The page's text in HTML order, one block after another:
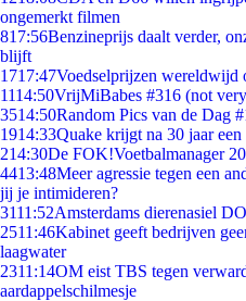
ongemerkt filmen
817:56Benzineprijs daalt verder,
blijft
1717:47Voedselprijzen wereldwijd
1114:50VrijMiBabes #316 (not
3514:50Random Pics van de Dag
1914:33Quake krijgt na 30 jaar
214:30De FOK!Voetbalmanager
4413:48Meer agressie tegen een
jij je intimideren?
3111:52Amsterdams dierenasiel
2511:46Kabinet geeft bedrijven
laagwater
2311:14OM eist TBS tegen
aardappelschilmesje